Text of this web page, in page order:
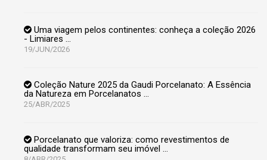
Uma viagem pelos continentes: conheça a coleção 2026
- Limiares …
19/JUN/2026
Coleção Nature 2025 da Gaudi Porcelanato: A Essência
da Natureza em Porcelanatos …
25/ABR/2025
Porcelanato que valoriza: como revestimentos de
qualidade transformam seu imóvel …